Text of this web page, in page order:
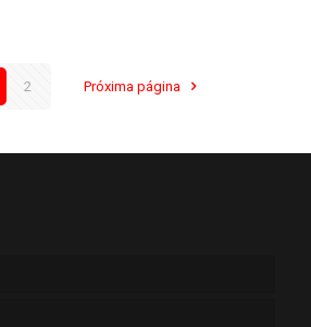
2 Próxima página